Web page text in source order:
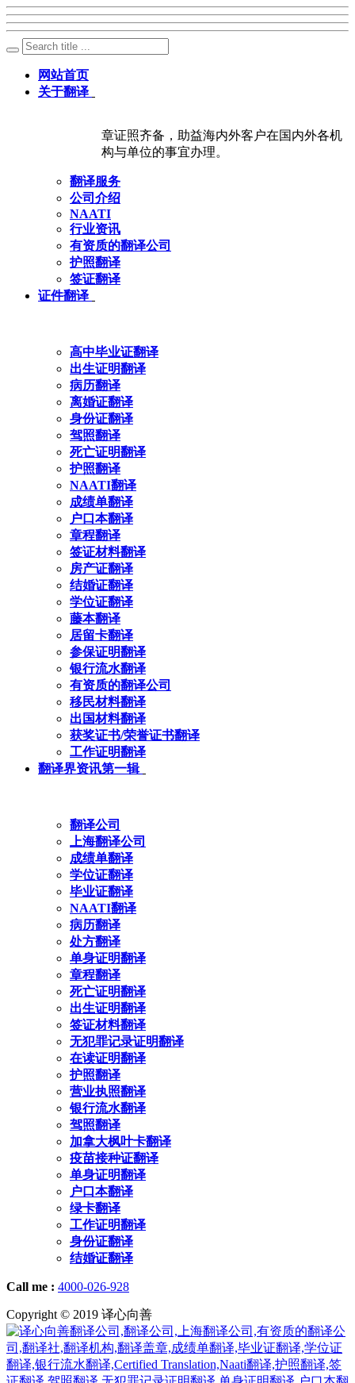
网站首页
关于翻译
章证照齐备，助益海内外客户在国内外各机
构与单位的事宜办理。
翻译服务
公司介绍
NAATI
行业资讯
有资质的翻译公司
护照翻译
签证翻译
证件翻译
高中毕业证翻译
出生证明翻译
病历翻译
离婚证翻译
身份证翻译
驾照翻译
死亡证明翻译
护照翻译
NAATI翻译
成绩单翻译
户口本翻译
章程翻译
签证材料翻译
房产证翻译
结婚证翻译
学位证翻译
藤本翻译
居留卡翻译
参保证明翻译
银行流水翻译
有资质的翻译公司
移民材料翻译
出国材料翻译
获奖证书/荣誉证书翻译
工作证明翻译
翻译界资讯第一辑
翻译公司
上海翻译公司
成绩单翻译
学位证翻译
毕业证翻译
NAATI翻译
病历翻译
处方翻译
单身证明翻译
章程翻译
死亡证明翻译
出生证明翻译
签证材料翻译
无犯罪记录证明翻译
在读证明翻译
护照翻译
营业执照翻译
银行流水翻译
驾照翻译
加拿大枫叶卡翻译
疫苗接种证翻译
单身证明翻译
户口本翻译
绿卡翻译
工作证明翻译
身份证翻译
结婚证翻译
Call me : 4000-026-928
Copyright © 2019 译心向善